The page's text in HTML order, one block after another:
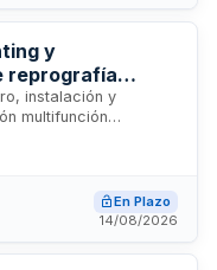
con duración
y
reprografía
de Rojales
instalación y
multifunción
para las
de Rojales. El
el
de impresión
En Plazo
14/08/2026